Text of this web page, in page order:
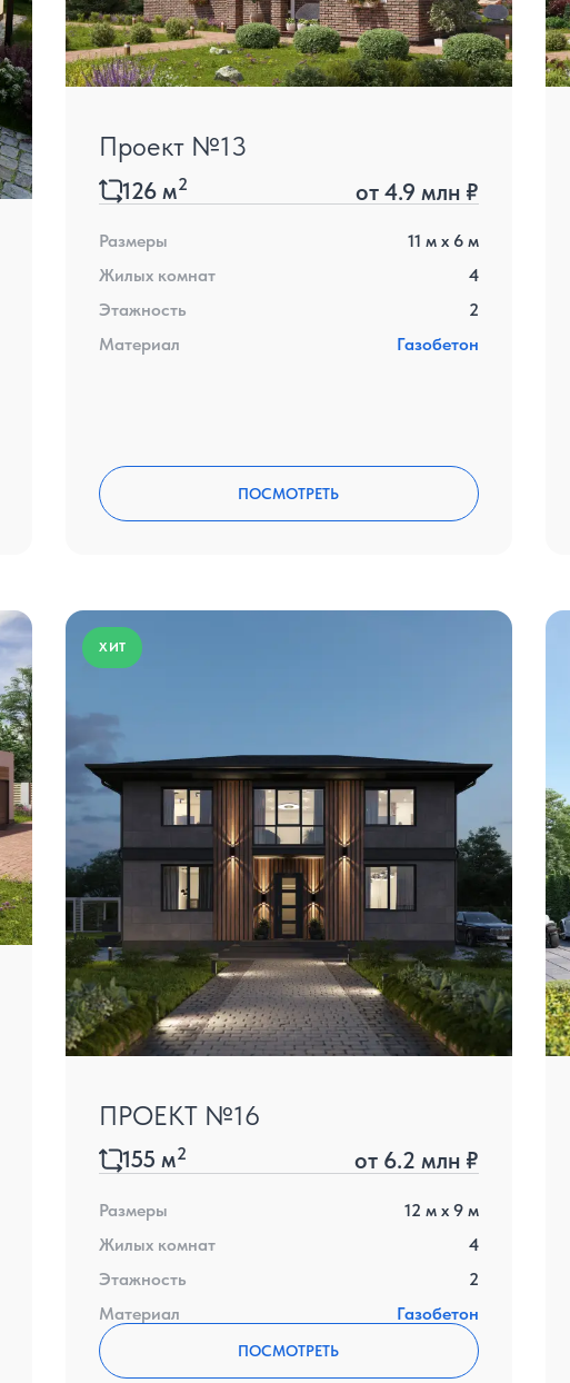
Проект №13
126 м2 от 4.9 млн ₽
Размеры 11 м x 6м
Жилых комнат
4
Этажность
2
Материал
Газобетон
ПОСМОТРЕТЬ
ХИТ
ПРОЕКТ №16
155 м2 от 6.2 млн ₽
Размеры 12 м x 9м
Жилых комнат
4
Этажность
2
Материал
Газобетон
ПОСМОТРЕТЬ